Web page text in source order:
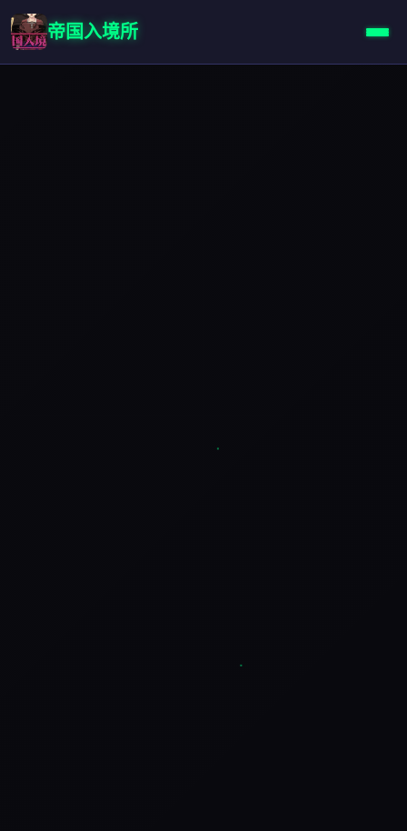
帝国入境所